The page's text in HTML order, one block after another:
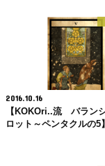
2016.10.16
【KOKOri..流 バラン
ロット～ペンタクルの5】